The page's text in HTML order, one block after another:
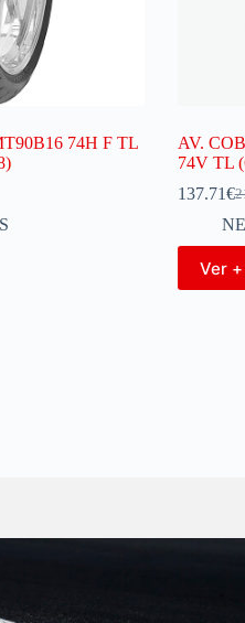
74H F TL
AV.
74V TL
137.71€
Ver